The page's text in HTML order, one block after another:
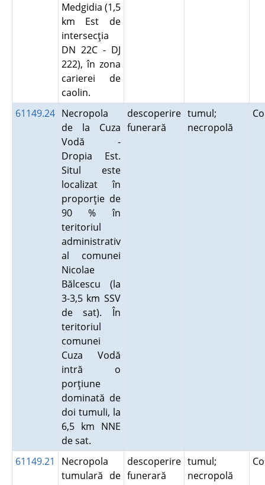
Medgidia (1,5
km Est de
intersecţia
DN 22C - DJ
222), în zona
carierei de
caolin.
61149.24 Necropola
de la Cuza
Vodă -
Dropia Est.
Situl este
localizat în
proporţie de
90 % în
teritoriul
administrativ
al comunei
Nicolae
Bălcescu (la
3-3,5 km SSV
de sat). În
teritoriul
comunei
Cuza Vodă
intră o
porţiune
dominată de
doi tumuli, la
6,5 km NNE
de sat.
descoperire
funerară
tumul;
necropolă
61149.21
Necropola
tumulară de
descoperire
funerară
tumul;
necropolă